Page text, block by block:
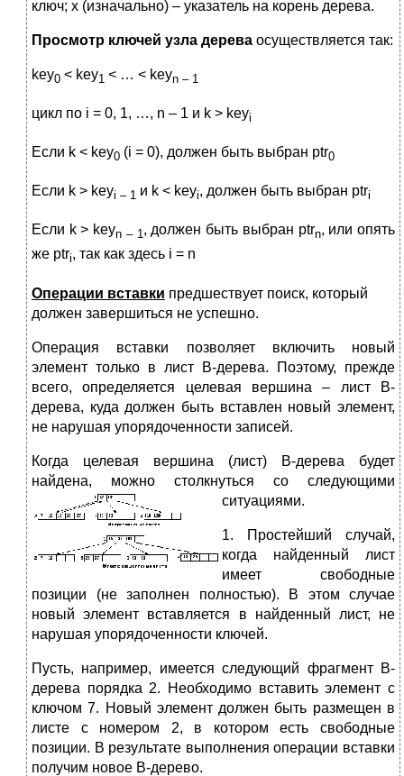
ключ; x (изначально) – указатель на корень дерева.
Просмотр ключей узла дерева осуществляется так:
key0 < key1 < … < keyn – 1
цикл по i = 0, 1, …, n – 1 и k > keyi
Если k < key0 (i = 0), должен быть выбран ptr0
Если k > keyi – 1 и k < keyi, должен быть выбран ptri
Если k > keyn – 1, должен быть выбран ptrn, или опять
же ptri, так как здесь i = n
Операции вставки предшествует поиск, который
должен завершиться не успешно.
Операция вставки позволяет включить новый
элемент только в лист В-дерева. Поэтому, прежде
всего, определяется целевая вершина – лист В-
дерева, куда должен быть вставлен новый элемент,
не нарушая упорядоченности записей.
Когда целевая вершина (лист) В-дерева будет
найдена, можно столкнуться со следующими
ситуациями.
1. Простейший случай,
когда найденный лист
имеет свободные
позиции (не заполнен полностью). В этом случае
новый элемент вставляется в найденный лист, не
нарушая упорядоченности ключей.
Пусть, например, имеется следующий фрагмент В-
дерева порядка 2. Необходимо вставить элемент с
ключом 7. Новый элемент должен быть размещен в
листе с номером 2, в котором есть свободные
позиции. В результате выполнения операции вставки
получим новое В-дерево.